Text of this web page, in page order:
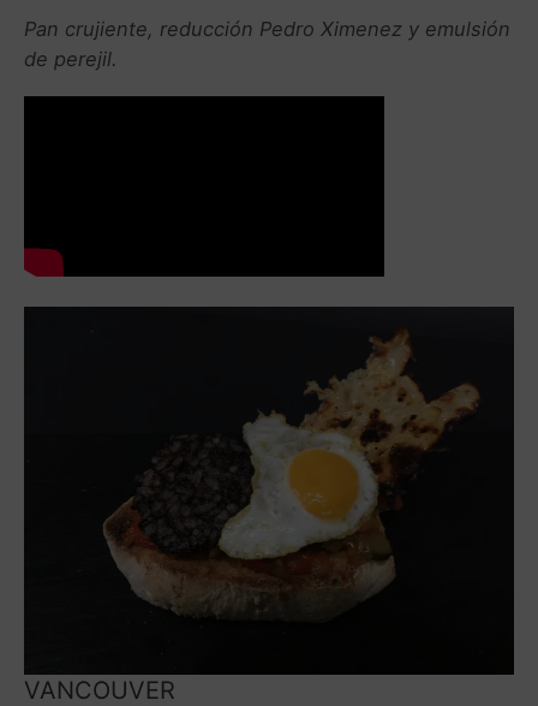
Pan crujiente, reducción Pedro Ximenez y emulsión
de perejil.
VANCOUVER